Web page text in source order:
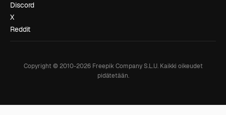
Discord
X
Reddit
Copyright © 2010-2026Freepik Company S.L.U. Kaikki oikeudet
pidätetään.